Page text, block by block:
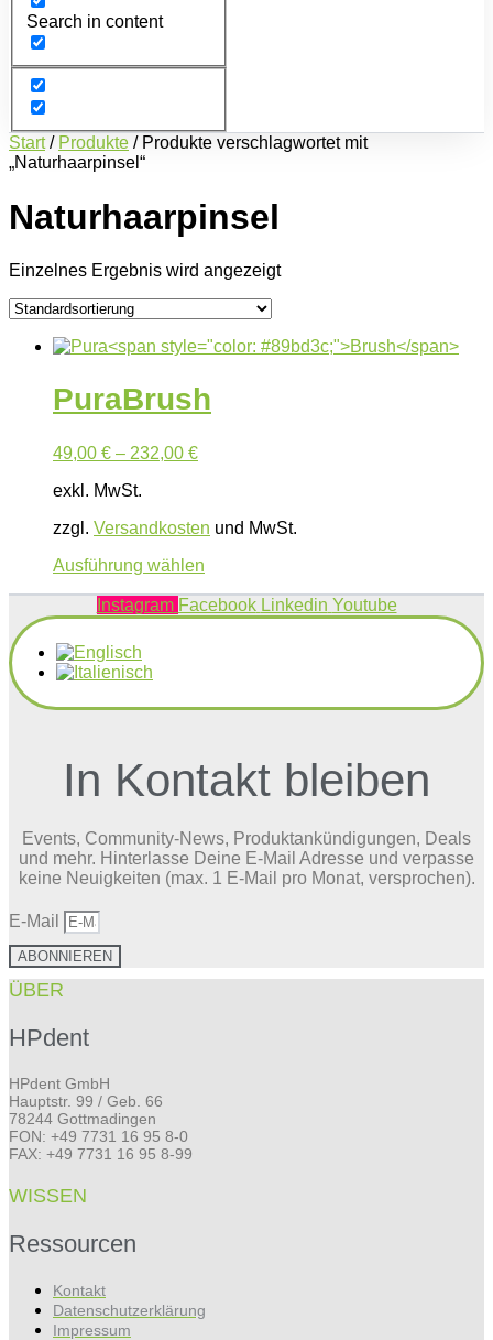
Search in content
Start/ Produkte / Produkte verschlagwortet mit
„Naturhaarpinsel“
Naturhaarpinsel
Einzelnes Ergebnis wird angezeigt
PuraBrush
49,00 € – 232,00 €
exkl. MwSt.
zzgl. Versandkosten und MwSt.
Ausführung wählen
weist
mehrere
Optionen
Produktseite
gewählt
Instagram Facebook Linkedin Youtube
In Kontakt bleiben
Events, Community-News, Produktankündigungen, Deals
und mehr. Hinterlasse Deine E-Mail Adresse und verpasse
keine Neuigkeiten (max. 1 E-Mail pro Monat, versprochen).
E-Mail
ABONNIEREN
ÜBER
HPdent
HPdent GmbH
Hauptstr. 99 / Geb. 66
78244 Gottmadingen
FON: +49 7731 16 95 8-0
FAX: +49 7731 16 95 8-99
WISSEN
Ressourcen
Kontakt
Datenschutzerklärung
Impressum